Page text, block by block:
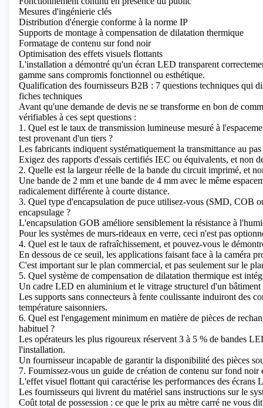
Mesures d'ingénierie clés
Distribution d'énergie conforme à la norme IP
Supports de montage à compensation de dilatation thermique
Formatage de contenu sur fond noir
Optimisation des effets visuels flottants
L'installation a démontré qu'un écran LED transparent
gamme sans compromis fonctionnel ou esthétique.
Qualification des fournisseurs B2B : 7 questions techniques qui
fiches techniques
Avant qu'une demande de devis ne se transforme en bon de
vérifiables à ces sept questions :
1. Quel est le taux de transmission lumineuse mesuré à
test provenant d'un tiers ?
Les fabricants indiquent systématiquement la transmittance au
Exigez des rapports d'essais certifiés IEC ou équivalents, et non
2. Quelle est la largeur réelle de la bande du circuit imprimé, et
Une bande de 2 mm et une bande de 4 mm avec le même
radicalement différente à courte distance.
3. Quel type d'encapsulation de puce utilisez-vous (SMD, COB
encapsulage ?
L'encapsulation GOB améliore sensiblement la résistance à
Pour les systèmes de murs-rideaux en verre, ceci n'est pas
4. Quel est le taux de rafraîchissement, et pouvez-vous le
En dessous de ce seuil, les applications faisant face à la caméra
C'est important sur le plan commercial, et pas seulement sur le
5. Quel système de compensation de dilatation thermique est
Un cadre LED en aluminium et le vitrage structurel d'un bâtiment
Les supports sans connecteurs à fente coulissante induiront des
température saisonniers.
6. Quel est l'engagement minimum en matière de pièces de
habituel ?
Les opérateurs les plus rigoureux réservent 3 à 5 % de bandes
l'installation.
Un fournisseur incapable de garantir la disponibilité des pièces
7. Fournissez-vous un guide de création de contenu sur fond noir
L'effet visuel flottant qui caractérise les performances des écrans
Les fournisseurs qui livrent du matériel sans instructions sur le
Coût total de possession : ce que le prix au mètre carré ne vous